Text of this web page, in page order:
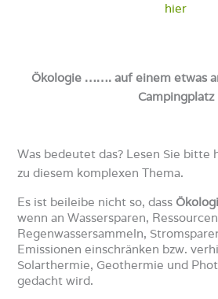
hier
Ökologie ……. auf einem etwas
Campingplatz
Was bedeutet das? Lesen Sie bitte
zu diesem komplexen Thema.
Es ist beileibe nicht so, dass
wenn an Wassersparen,
Regenwassersammeln,
Emissionen einschränken bzw.
Solarthermie, Geothermie und
gedacht wird.